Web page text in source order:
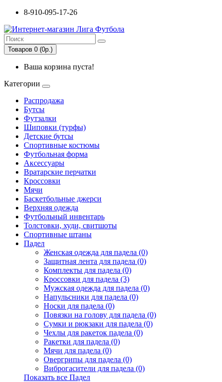
8-910-095-17-26
Товаров 0 (0р.)
Ваша корзина пуста!
Категории
Распродажа
Бутсы
Футзалки
Шиповки (турфы)
Детские бутсы
Спортивные костюмы
Футбольная форма
Аксессуары
Вратарские перчатки
Кроссовки
Мячи
Баскетбольные джерси
Верхняя одежда
Футбольный инвентарь
Толстовки, худи, свитшоты
Спортивные штаны
Падел
Женская одежда для падела (0)
Защитная лента для падела (0)
Комплекты для падела (0)
Кроссовки для падела (3)
Мужская одежда для падела (0)
Напульсники для падела (0)
Носки для падела (0)
Повязки на голову для падела (0)
Сумки и рюкзаки для падела (0)
Чехлы для ракеток падела (0)
Ракетки для падела (0)
Мячи для падела (0)
Овергрипы для падела (0)
Виброгасители для падела (0)
Показать все Падел